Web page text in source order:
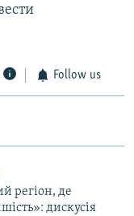
Follow us
регіон, де
дискусія